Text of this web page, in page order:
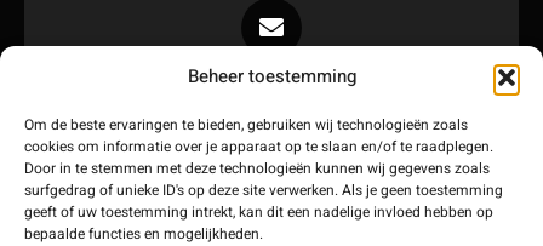
Beheer toestemming
Om de beste ervaringen te bieden, gebruiken wij technologieën zoals
cookies om informatie over je apparaat op te slaan en/of te raadplegen.
Door in te stemmen met deze technologieën kunnen wij gegevens zoals
surfgedrag of unieke ID's op deze site verwerken. Als je geen toestemming
geeft of uw toestemming intrekt, kan dit een nadelige invloed hebben op
bepaalde functies en mogelijkheden.
Info@maeglink.nl